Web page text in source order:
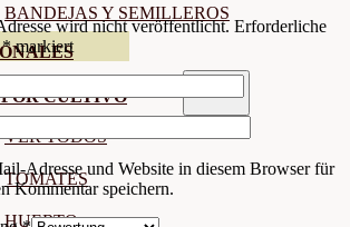
BANDEJAS Y SEMILLEROS
CULTIVO
VER TODOS
TOMATES
HUERTO
wird nicht veröffentlicht. Erforderliche
*markiert
Adresse und Website in diesem Browser für
Kommentar speichern.